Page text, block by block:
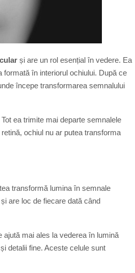
și are un rol esențial în vedere. Ea
în interiorul ochiului. După ce
începe transformarea semnalului
ea trimite mai departe semnalele
ochiul nu ar putea transforma
transformă lumina în semnale
are loc de fiecare dată când
ajută mai ales la vederea în lumină
detalii fine. Aceste celule sunt